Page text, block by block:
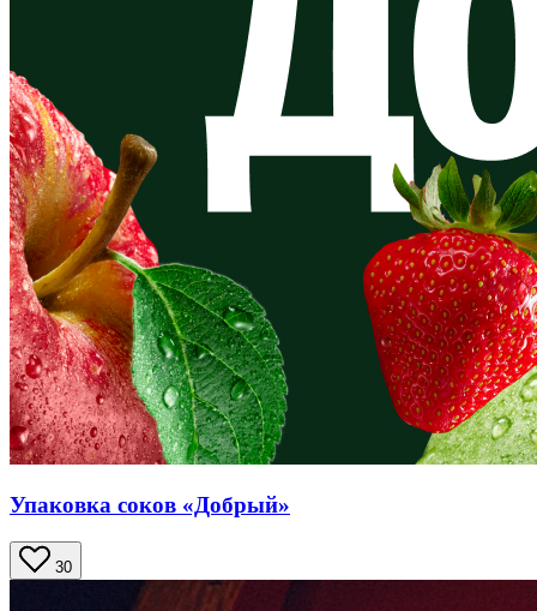
Упаковка соков «Добрый»
30